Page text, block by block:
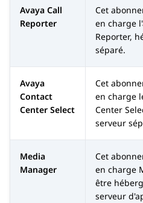
Avaya Call
Reporter
Cet
en charge
Reporter,
séparé.
Avaya
Contact
Center Select
Cet
en charge
Center
serveur
Media
Manager
Cet
en charge
être
serveur